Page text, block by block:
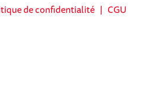
de confidentialité | CGU